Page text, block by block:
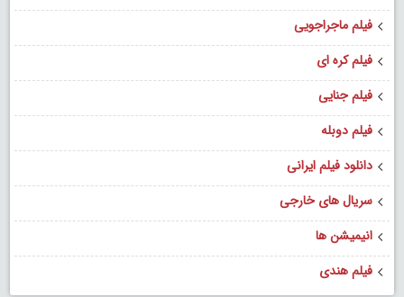
فیلم ماجراجویی
فیلم کره ای
فیلم جنایی
فیلم دوبله
دانلود فیلم ایرانی
سریال های خارجی
انیمیشن ها
فیلم هندی